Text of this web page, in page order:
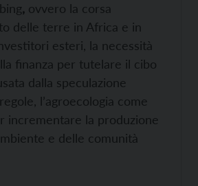
, ovvero la corsa
delle terre in Africa e in
esteri, la necessità
finanza per tutelare il cibo
dalla speculazione
l’agroecologia come
incrementare la produzione
e delle comunità